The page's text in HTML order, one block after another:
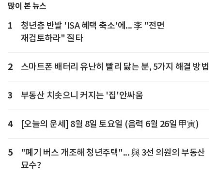
많이 본 뉴스
1
청년층 반발 'ISA 혜택 축소'에... 李 "전면
재검토하라" 질타
2 스마트폰 배터리 유난히 빨리 닳는 분, 5가지 해결 방법
3 부동산 치솟으니 커지는 '집'안싸움
4 [오늘의 운세] 8월 8일 토요일 (음력 6월 26일 甲寅)
5
"폐기 버스 개조해 청년주택"... 與 3선 의원의 부동산
묘수?